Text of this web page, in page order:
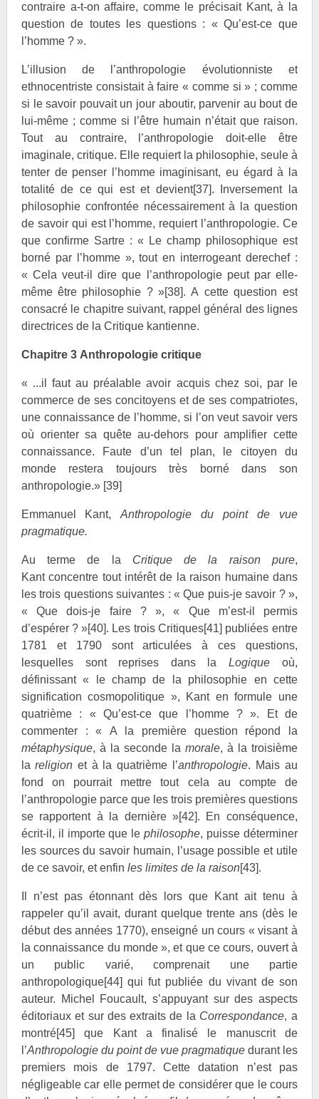
contraire a-t-on affaire, comme le précisait Kant, à la
question de toutes les questions : « Qu’est-ce que
l’homme ? ».
L’illusion de l’anthropologie évolutionniste et
ethnocentriste consistait à faire « comme si » ; comme
si le savoir pouvait un jour aboutir, parvenir au bout de
lui-même ; comme si l’être humain n’était que raison.
Tout au contraire, l’anthropologie doit-elle être
imaginale, critique. Elle requiert la philosophie, seule à
tenter de penser l’homme imaginisant, eu égard à la
totalité de ce qui est et devient[37]. Inversement la
philosophie confrontée nécessairement à la question
de savoir qui est l’homme, requiert l’anthropologie. Ce
que confirme Sartre : « Le champ philosophique est
borné par l’homme », tout en interrogeant derechef :
« Cela veut-il dire que l’anthropologie peut par elle-
même être philosophie ? »[38]. A cette question est
consacré le chapitre suivant, rappel général des lignes
directrices de la Critique kantienne.
Chapitre 3 Anthropologie critique
« ...il faut au préalable avoir acquis chez soi, par le
commerce de ses concitoyens et de ses compatriotes,
une connaissance de l’homme, si l’on veut savoir vers
où orienter sa quête au-dehors pour amplifier cette
connaissance. Faute d’un tel plan, le citoyen du
monde restera toujours très borné dans son
anthropologie.» [39]
Emmanuel Kant, Anthropologie du point de vue
pragmatique.
Au terme de la Critique de la raison pure,
Kantconcentre tout intérêt de la raison humaine dans
les trois questions suivantes : « Que puis-je savoir ? »,
« Que dois-je faire ? », « Que m’est-il permis
d’espérer ? »[40]. Les trois Critiques[41] publiées entre
1781 et 1790 sont articulées à ces questions,
lesquelles sont reprises dans la Logiqueoù,
définissant « le champ de la philosophie en cette
signification cosmopolitique », Kant en formule une
quatrième : « Qu’est-ce que l’homme ? ». Et de
commenter : « A la première question répond la
métaphysique, à la seconde la morale, à la troisième
la religionet à la quatrième l’anthropologie. Mais au
fond on pourrait mettre tout cela au compte de
l’anthropologie parce que les trois premières questions
se rapportent à la dernière »[42]. En conséquence,
écrit-il, il importe que le philosophe, puisse déterminer
les sources du savoir humain, l’usage possible et utile
de ce savoir, et enfin les limites de la raison[43].
Il n’est pas étonnant dès lors que Kantait tenu à
rappeler qu’il avait, durant quelque trente ans (dès le
début des années 1770), enseigné un cours « visant à
la connaissance du monde », et que ce cours, ouvert à
un public varié, comprenait une partie
anthropologique[44] qui fut publiée du vivant de son
auteur. Michel Foucault, s’appuyant sur des aspects
éditoriaux et sur des extraits de la Correspondance, a
montré[45]
que Kant a finalisé le manuscrit de
l’Anthropologie du point de vue pragmatiquedurant les
premiers mois de 1797. Cette datation n’est pas
négligeable car elle permet de considérer que le cours